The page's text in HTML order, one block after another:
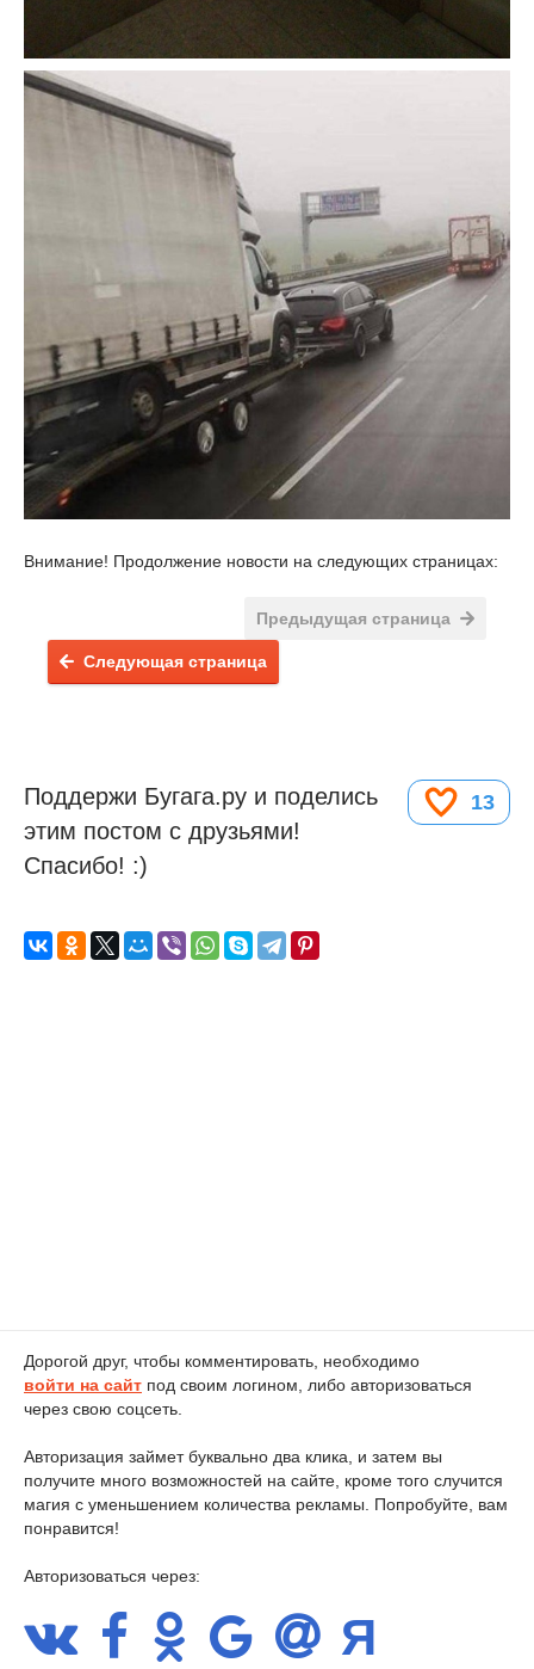
Внимание! Продолжение новости на следующих страницах:
Предыдущая страница
Следующая страница
13
Поддержи Бугага.ру и поделись
этим постом с друзьями!
Спасибо! :)
Дорогой друг, чтобы комментировать, необходимо
войти на сайт под своим логином, либо авторизоваться
через свою соцсеть.
Авторизация займет буквально два клика, и затем вы
получите много возможностей на сайте, кроме того случится
магия с уменьшением количества рекламы. Попробуйте, вам
понравится!
Авторизоваться через: